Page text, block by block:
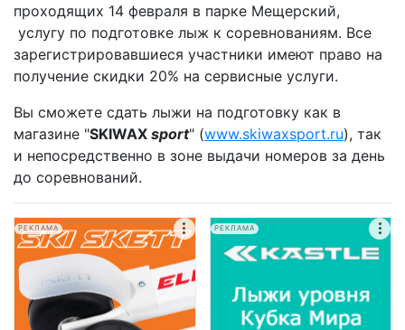
проходящих 14 февраля в парке Мещерский,
услугу по подготовке лыж к соревнованиям. Все
зарегистрировавшиеся участники имеют право на
получение скидки 20% на сервисные услуги.
Вы сможете сдать лыжи на подготовку как в
магазине "SKIWAX sport" (www.skiwaxsport.ru), так
и непосредственно в зоне выдачи номеров за день
до соревнований.
РЕКЛАМА РЕКЛАМА